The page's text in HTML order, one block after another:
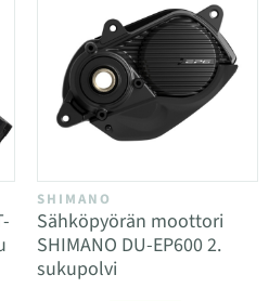
SHIMANO
Sähköpyörän moottori
SHIMANO DU-EP600 2.
sukupolvi